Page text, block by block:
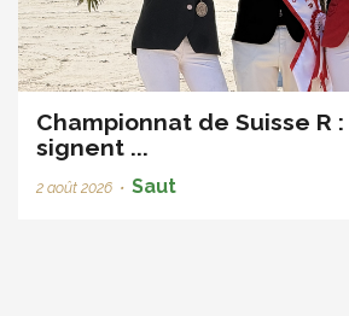
Championnat de Suisse R
signent ...
2 août 2026 • Saut